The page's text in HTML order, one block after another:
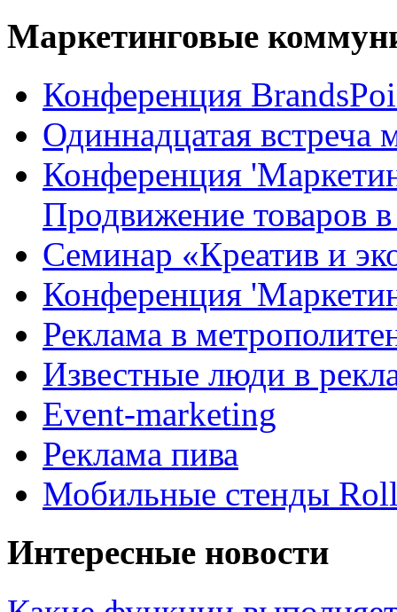
Маркетинговые
Конференция
Одиннадцатая
Конференция
Продвижение товаров
Семинар «Креатив и
Конференция
Реклама в
Известные люди в
Event-marketing
Реклама пива
Мобильные стенды
Интересные новости